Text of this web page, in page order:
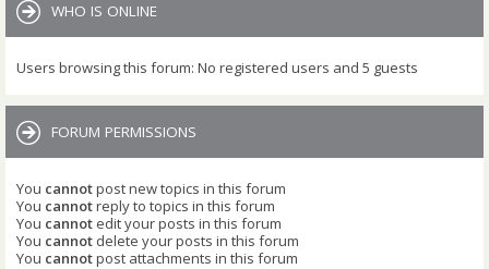
WHO IS ONLINE
Users browsing this forum: No registered users and 5 guests
FORUM PERMISSIONS
You cannotpost new topics in this forum
You cannotreply to topics in this forum
You cannot edit your posts in this forum
You cannot delete your posts in this forum
You cannotpost attachments in this forum